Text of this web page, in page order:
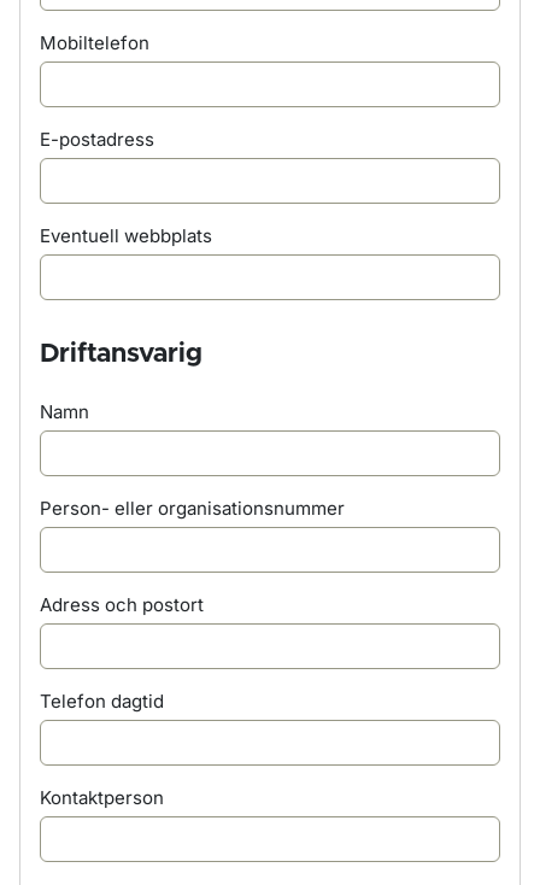
Mobiltelefon
E-postadress
Eventuell webbplats
Driftansvarig
Namn
Person- eller organisationsnummer
Adress och postort
Telefon dagtid
Kontaktperson